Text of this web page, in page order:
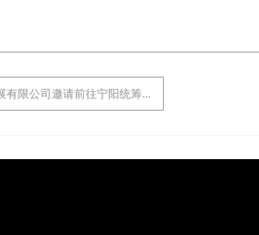
司邀请前往宁阳统筹考察交流